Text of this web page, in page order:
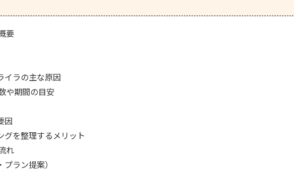
要
イラの主な原因
や期間の目安
因
グを整理するメリット
れ
ラン提案）